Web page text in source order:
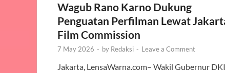
Wagub Rano Karno Dukung
Penguatan Perfilman Lewat
Film Commission
7 May 2026 - by Redaksi - Leave a Comment
Jakarta, LensaWarna.com– Wakil Gubernur DKI